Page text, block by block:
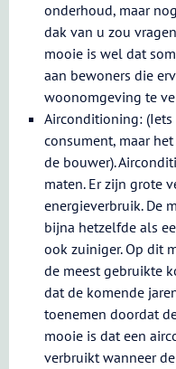
onderhoud, maar
dak van u zou
mooie is wel dat
aan bewoners die
woonomgeving te
Airconditioning:
consument, maar
de bouwer).
maten. Er zijn grote
energieverbruik. De
bijna hetzelfde als
ook zuiniger. Op dit
de meest gebruikte
dat de komende
toenemen doordat
mooie is dat een
verbruikt wanneer